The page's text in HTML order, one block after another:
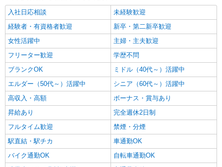
キープ 詳細を見る
派遣社員
株式会社kotrio /●HR-H-2077236
毎日通うのが楽しみになる＊ホテルのような美
しいサ高住のSTAFF
時給1350円〜1937円 ＜日払い有/週払い有/交
通費全支給(ガソリン代含む)＞
岩国市｜通津駅が最寄り
キープ 詳細を見る
入社日応相談
未経験歓迎
経験者・有資格者歓迎
新卒・第二新卒歓迎
女性活躍中
主婦・主夫歓迎
フリーター歓迎
学歴不問
ブランクOK
ミドル（40代～）活躍中
エルダー（50代～）活躍中
シニア（60代～）活躍中
高収入・高額
ボーナス・賞与あり
昇給あり
完全週休2日制
フルタイム歓迎
禁煙・分煙
駅直結・駅チカ
車通勤OK
バイク通勤OK
自転車通勤OK